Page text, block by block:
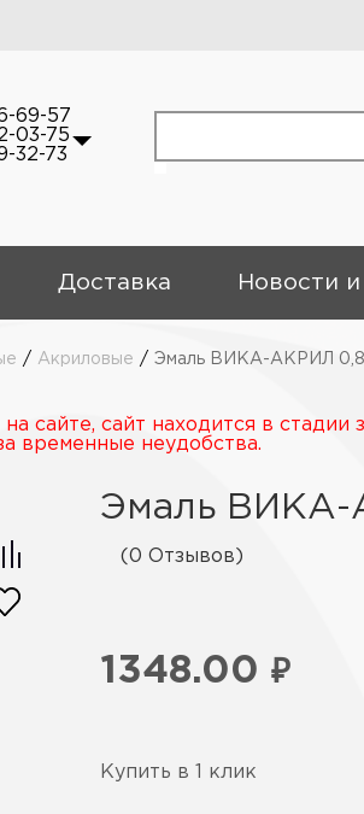
69-57
03-75
32-73
Доставка Новости
/ Акриловые / Эмаль ВИКА-АКРИЛ
сайте, сайт находится в
временные неудобства.
Эмаль ВИКА-
(0 Отзывов)
1348.00 ₽
Купить в 1 клик